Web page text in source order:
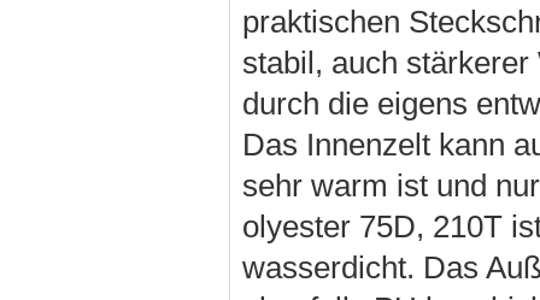
praktischen
stabil, auch
durch die eigens
Das Innenzelt kann
sehr warm ist und
olyester 75D, 210T
wasserdicht. Das